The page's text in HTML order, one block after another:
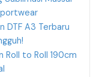
DTF A3 Terbaru
Roll to Roll 190cm